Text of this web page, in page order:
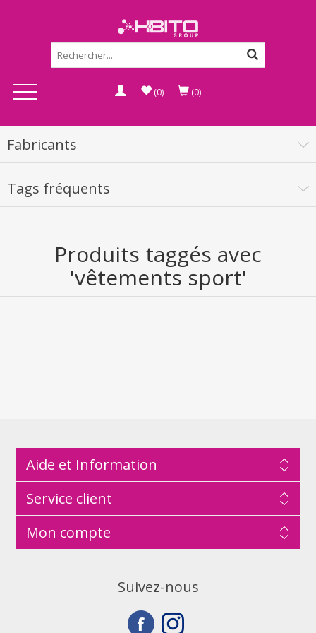
(0) (0)
Fabricants
Tags fréquents
Produits taggés avec
'vêtements sport'
Aide et Information
Service client
Mon compte
Suivez-nous